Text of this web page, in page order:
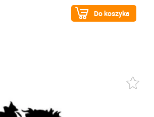
Do koszyka